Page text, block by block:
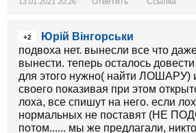
+2
Юрій Вінгорськи
подвоха нет. вынесли все что
вынести. теперь осталось
для этого нужно( найти ЛОШАРУ)
своего показивая при этом
лоха, все спишут на него. если
нормальных не поставят (НЕ
потом...... мы же предлагали,